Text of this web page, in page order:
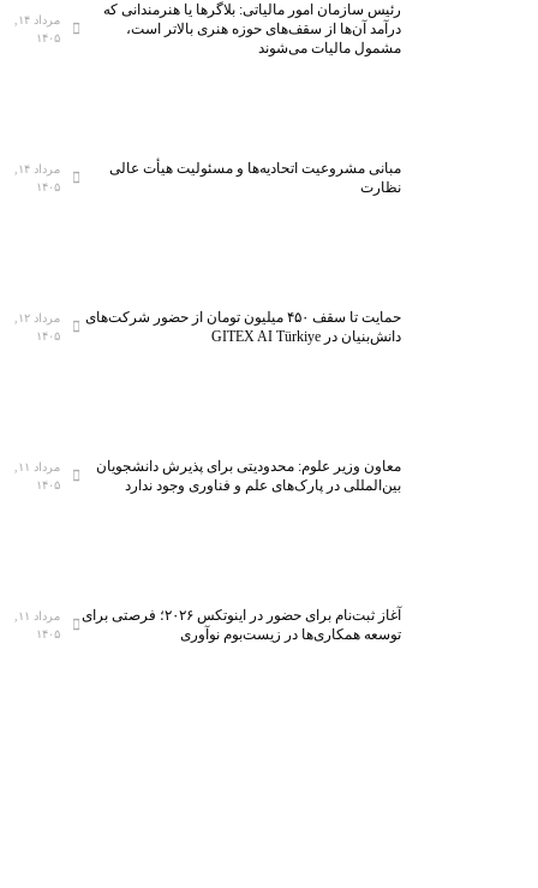
رئیس سازمان امور مالیاتی: بلاگر‌ها یا هنرمندانی که
درآمد آن‌ها از سقف‌های حوزه هنری بالاتر است،
مشمول مالیات می‌شوند
مرداد ۱۴,
۱۴۰۵
مبانی مشروعیت اتحادیه‌ها و مسئولیت هیأت عالی
نظارت
مرداد ۱۴,
۱۴۰۵
حمایت تا سقف ۴۵۰ میلیون تومان از حضور شرکت‌های
دانش‌بنیان در GITEX AI Türkiye
مرداد ۱۲,
۱۴۰۵
معاون وزیر علوم: محدودیتی برای پذیرش دانشجویان
بین‌المللی در پارک‌های علم و فناوری وجود ندارد
مرداد ۱۱,
۱۴۰۵
آغاز ثبت‌نام برای حضور در اینوتکس ۲۰۲۶؛ فرصتی برای
توسعه همکاری‌ها در زیست‌بوم نوآوری
مرداد ۱۱,
۱۴۰۵